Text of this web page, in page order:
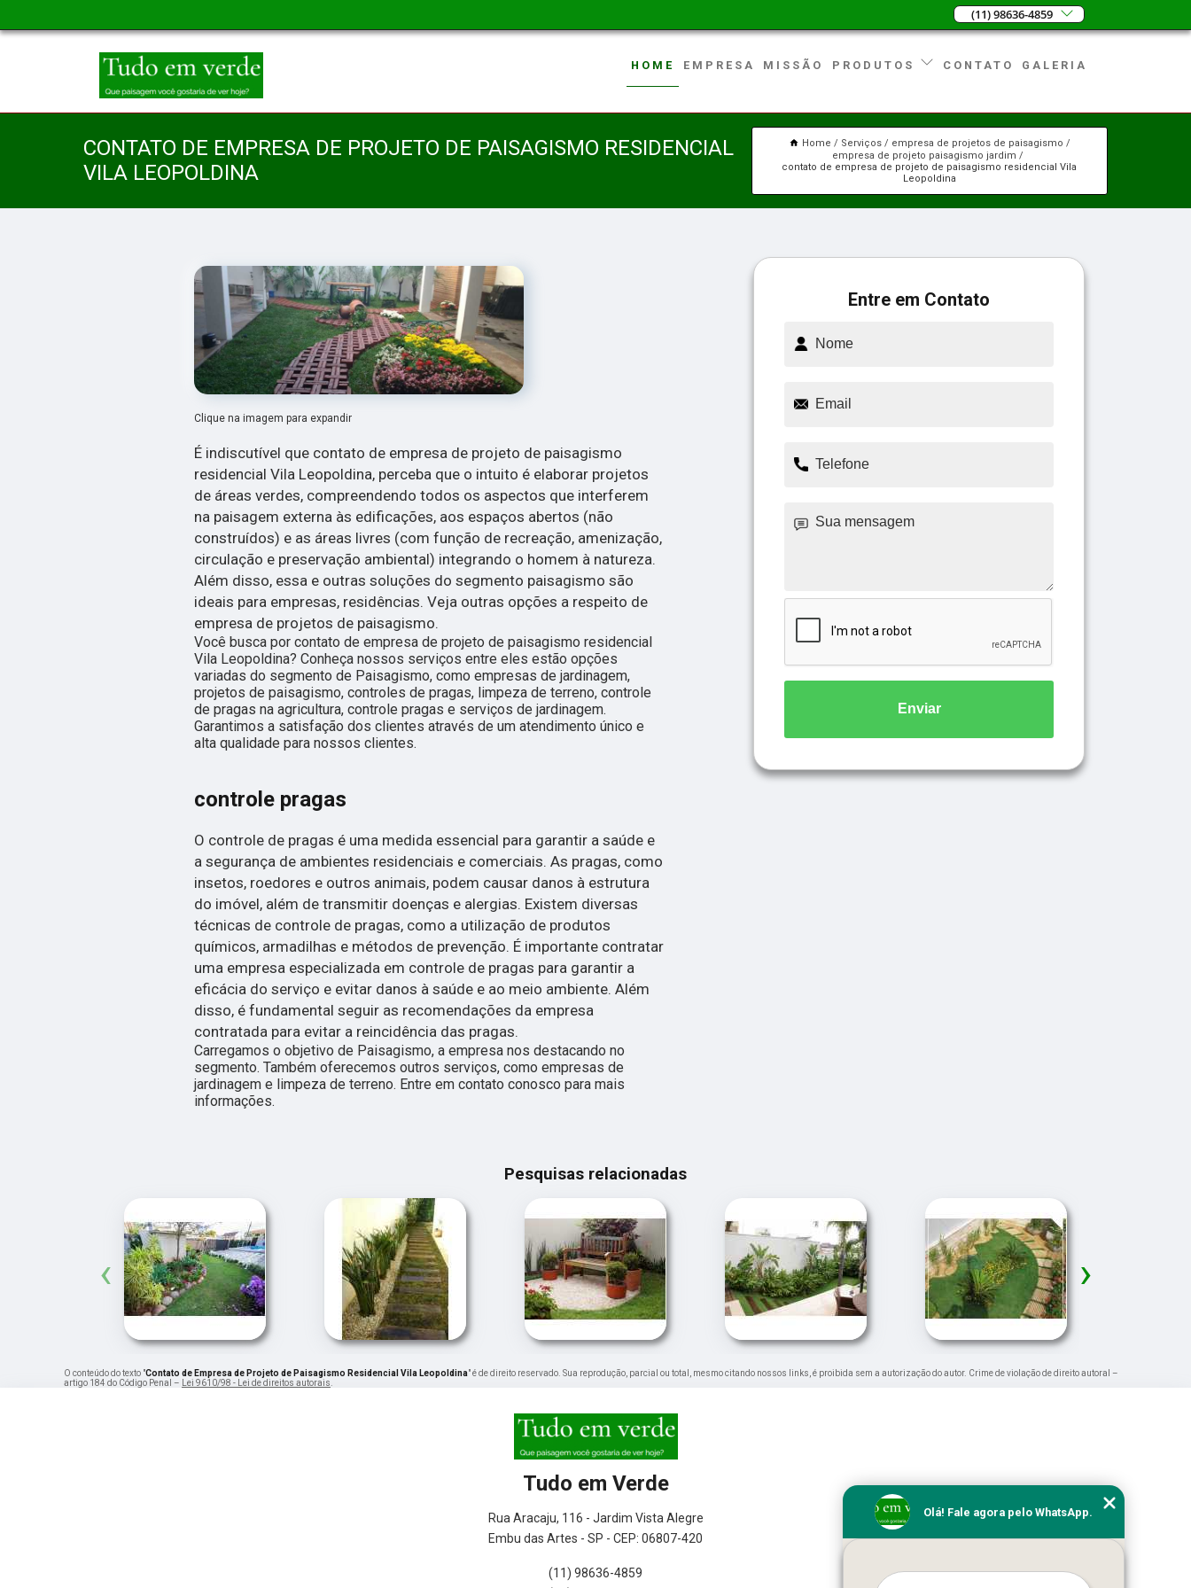
(11) 98636-4859
HOME EMPRESA MISSÃO PRODUTOS CONTATO GALERIA
CONTATO DE EMPRESA DE PROJETO DE PAISAGISMO RESIDENCIAL
VILA LEOPOLDINA
Home Serviços
empresa de projetos de paisagismo
empresa de projeto paisagismo jardim
contato de empresa de projeto de paisagismo residencial Vila
Leopoldina
Clique na imagem para expandir
É indiscutível que contato de empresa de projeto de paisagismo
residencial Vila Leopoldina, perceba que o intuito é elaborar projetos
de áreas verdes, compreendendo todos os aspectos que interferem
na paisagem externa às edificações, aos espaços abertos (não
construídos) e as áreas livres (com função de recreação, amenização,
circulação e preservação ambiental) integrando o homem à natureza.
Além disso, essa e outras soluções do segmento paisagismo são
ideais para empresas, residências. Veja outras opções a respeito de
empresa de projetos de paisagismo.
Você busca por contato de empresa de projeto de paisagismo residencial
Vila Leopoldina? Conheça nossos serviços entre eles estão opções
variadas do segmento de Paisagismo, como empresas de jardinagem,
projetos de paisagismo, controles de pragas, limpeza de terreno, controle
de pragas na agricultura, controle pragas e serviços de jardinagem.
Garantimos a satisfação dos clientes através de um atendimento único e
alta qualidade para nossos clientes.
controle pragas
O controle de pragas é uma medida essencial para garantir a saúde e
a segurança de ambientes residenciais e comerciais. As pragas, como
insetos, roedores e outros animais, podem causar danos à estrutura
do imóvel, além de transmitir doenças e alergias. Existem diversas
técnicas de controle de pragas, como a utilização de produtos
químicos, armadilhas e métodos de prevenção. É importante contratar
uma empresa especializada em controle de pragas para garantir a
eficácia do serviço e evitar danos à saúde e ao meio ambiente. Além
disso, é fundamental seguir as recomendações da empresa
contratada para evitar a reincidência das pragas.
Carregamos o objetivo de Paisagismo, a empresa nos destacando no
segmento. Também oferecemos outros serviços, como empresas de
jardinagem e limpeza de terreno. Entre em contato conosco para mais
informações.
Entre em Contato
Enviar
Pesquisas relacionadas
‹ ›
O conteúdo do texto "Contato de Empresa de Projeto de Paisagismo Residencial Vila Leopoldina" é de direito reservado. Sua reprodução, parcial ou total, mesmo citando nossos links, é proibida sem a autorização do autor. Crime de violação de direito autoral –
artigo 184 do Código Penal –
Lei 9610/98 - Lei de direitos autorais
Tudo em Verde
Rua Aracaju, 116 - Jardim Vista Alegre
Embu das Artes - SP - CEP: 06807-420
(11) 98636-4859
Olá! Fale agora pelo WhatsApp.